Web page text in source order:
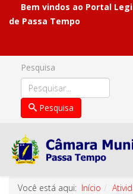
Bem vindos ao Portal
de Passa Tempo
Pesquisa
Pesquisa
Você está aqui: Início